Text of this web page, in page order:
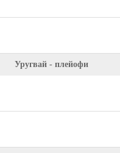
Уругвай - плейофи